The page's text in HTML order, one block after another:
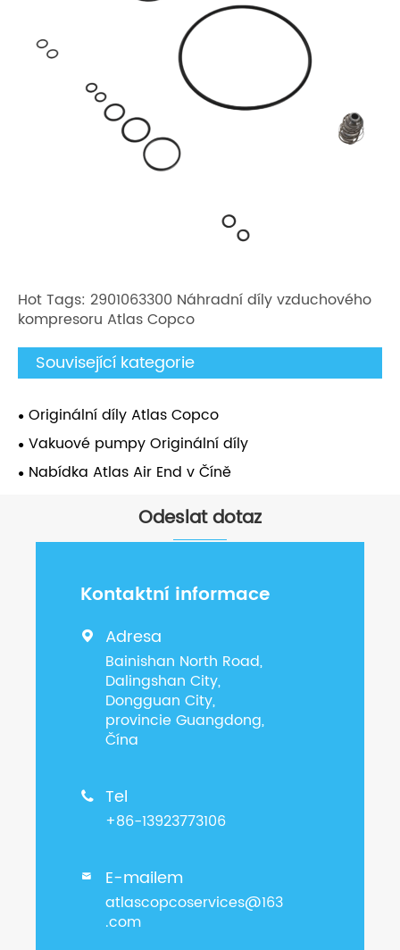
Hot Tags: 2901063300 Náhradní díly vzduchového
kompresoru Atlas Copco
Související kategorie
Originální díly Atlas Copco
Vakuové pumpy Originální díly
Nabídka Atlas Air End v Číně
Odeslat dotaz
Kontaktní informace
 Adresa
Bainishan North Road,
Dalingshan City,
Dongguan City,
provincie Guangdong,
Čína
 Tel
+86-13923773106
 E-mailem
atlascopcoservices@163
.com